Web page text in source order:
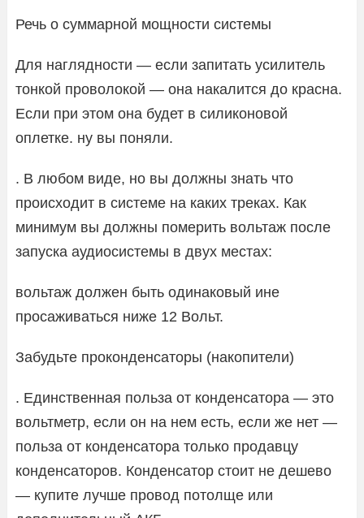
Речь о суммарной мощности системы
Для наглядности — если запитать усилитель
тонкой проволокой — она накалится до красна.
Если при этом она будет в силиконовой
оплетке. ну вы поняли.
. В любом виде, но вы должны знать что
происходит в системе на каких треках. Как
минимум вы должны померить вольтаж после
запуска аудиосистемы в двух местах:
вольтаж должен быть одинаковый ине
просаживаться ниже 12 Вольт.
Забудьте проконденсаторы (накопители)
. Единственная польза от конденсатора — это
вольтметр, если он на нем есть, если же нет —
польза от конденсатора только продавцу
конденсаторов. Конденсатор стоит не дешево
— купите лучше провод потолще или